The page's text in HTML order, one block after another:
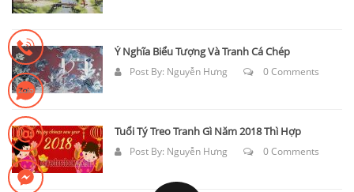
Ý Nghĩa Biểu Tượng Và Tranh Cá Chép
Post By: Nguyễn Hưng 0 Comments
Tuổi Tý Treo Tranh Gì Năm 2018 Thì Hợp
Post By: Nguyễn Hưng 0 Comments